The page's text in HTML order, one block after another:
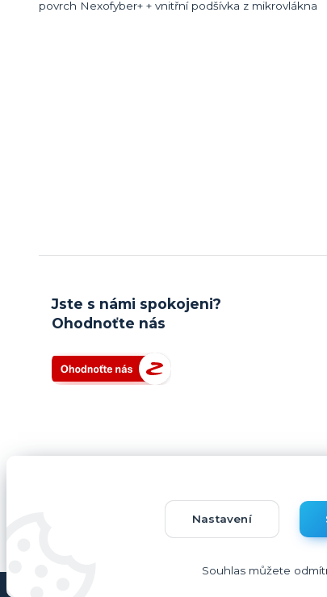
povrch Nexofyber+ + vnitřní podšívka z mikrovlákna
Jste s námi spokojeni?
Ohodnoťte nás
Nastavení
Souhlas můžete